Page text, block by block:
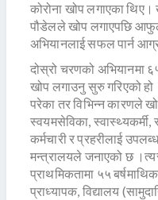
कोरोना खोप लगाएका थिए।
पौडेलले खोप लगाएपछि
अभियानलाई सफल पार्न
दोस्रो चरणको अभियानमा
खोप लगाउनु सुरु गरिएको हो
परेका तर विभिन्न कारणले
स्वयमसेविका,
कर्मचारी र प्रहरीलाई
मन्त्रालयले जनाएको छ
प्राथमिकतामा ५५
प्राध्यापक, विद्यालय